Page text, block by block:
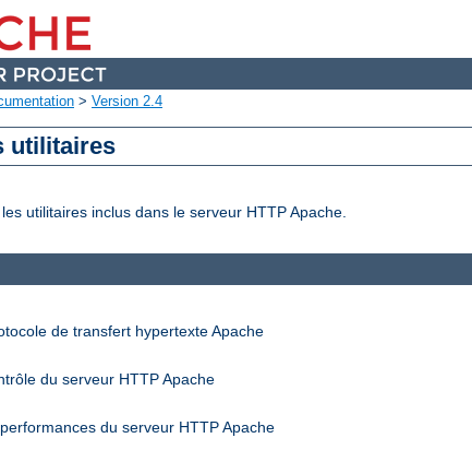
> Version 2.4
utilitaires
utilitaires inclus dans le serveur HTTP Apache.
de transfert hypertexte Apache
du serveur HTTP Apache
du serveur HTTP Apache